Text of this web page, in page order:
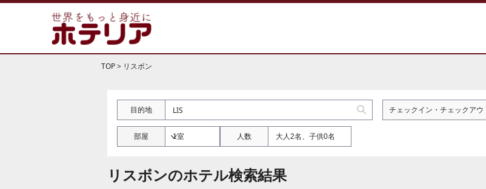
TOP> リスボン
目的地 チェックイン ・ チェックアウ
部屋 人数 大人2名、子供0名
リスボンのホテル検索結果